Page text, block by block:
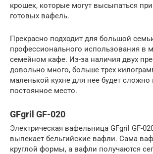
крошек, которые могут высыпаться
готовых вафель.
Прекрасно подходит для большой
профессионального использования в
семейном кафе. Из-за наличия двух
довольно много, больше трех
маленькой кухне для нее будет сложно
постоянное место.
GFgril GF-020
Электрическая вафельница GFgril GF-
выпекает бельгийские вафли. Сама
круглой формы, а вафли получаются